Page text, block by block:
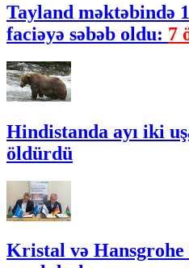
Tayland məktəbində
faciəyə səbəb oldu: 7
Hindistanda ayı iki
öldürdü
Kristal və Hansgrohe